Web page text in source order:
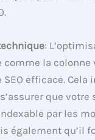
:
comme la colonne
efficace. Cela
que votre
par les
également qu’il